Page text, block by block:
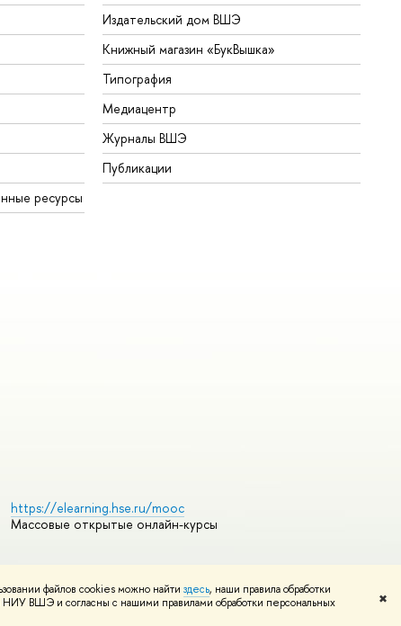
файлов cookies можно найти здесь, наши правила обработки
НИУ ВШЭ и согласны с нашими правилами обработки персональных
✖
ресурсы
Издательский дом ВШЭ
Книжный магазин «БукВышка»
Типография
Медиацентр
Журналы ВШЭ
Публикации
https://elearning.hse.ru/mooc
Массовые открытые онлайн-курсы
Редактору